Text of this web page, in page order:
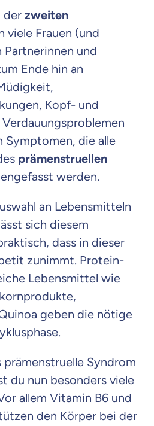
der zweiten
viele Frauen (und
und
Ende hin an
Kopf- und
Symptomen, die alle
prämenstruellen
werden.
an Lebensmitteln
sich diesem
dass in dieser
zunimmt. Protein-
Lebensmittel wie
geben die nötige
Syndrom
du nun besonders viele
allem Vitamin B6 und
den Körper bei der